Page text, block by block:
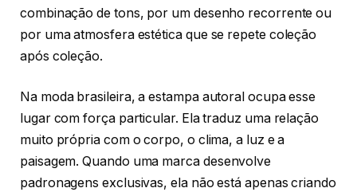
combinação de tons, por um desenho recorrente ou
por uma atmosfera estética que se repete coleção
após coleção.
Na moda brasileira, a estampa autoral ocupa esse
lugar com força particular. Ela traduz uma relação
muito própria com o corpo, o clima, a luz e a
paisagem. Quando uma marca desenvolve
padronagens exclusivas, ela não está apenas criando